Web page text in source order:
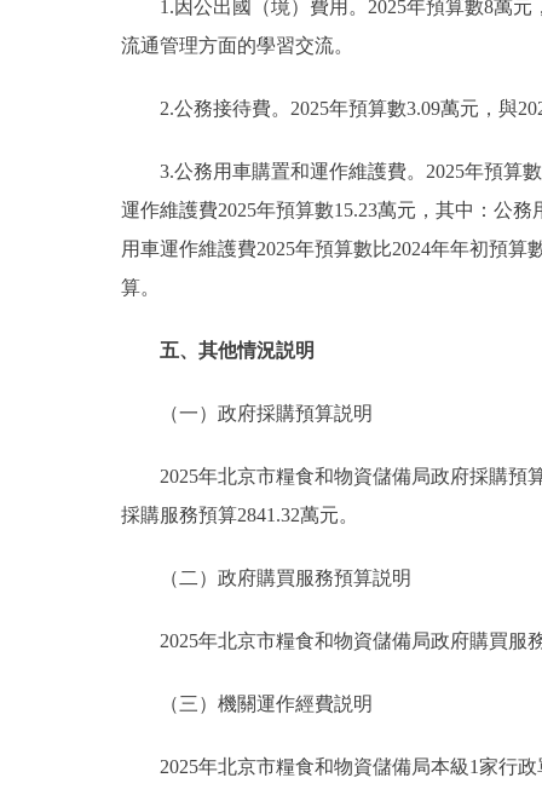
1.因公出國（境）費用。2025年預算數8萬元
流通管理方面的學習交流。
2.公務接待費。2025年預算數3.09萬元，與
3.公務用車購置和運作維護費。2025年預算數
運作維護費2025年預算數15.23萬元，其中：公
用車運作維護費2025年預算數比2024年年初預
算。
五、其他情況説明
（一）政府採購預算説明
2025年北京市糧食和物資儲備局政府採購預算
採購服務預算2841.32萬元。
（二）政府購買服務預算説明
2025年北京市糧食和物資儲備局政府購買服
（三）機關運作經費説明
2025年北京市糧食和物資儲備局本級1家行政